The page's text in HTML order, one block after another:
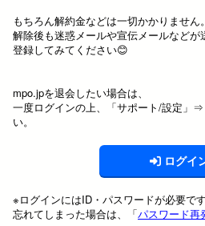
もちろん解約金などは一切かかりません。
解除後も迷惑メールや宣伝メールなど
登録してみてください😊
mpo.jpを退会したい場合は、
一度ログインの上、「サポート/設定」
い。
ログイ
※ログインにはID・パスワードが必要です
忘れてしまった場合は、「パスワード再